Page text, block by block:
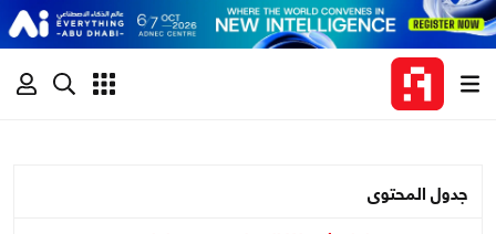
جدول المحتوى